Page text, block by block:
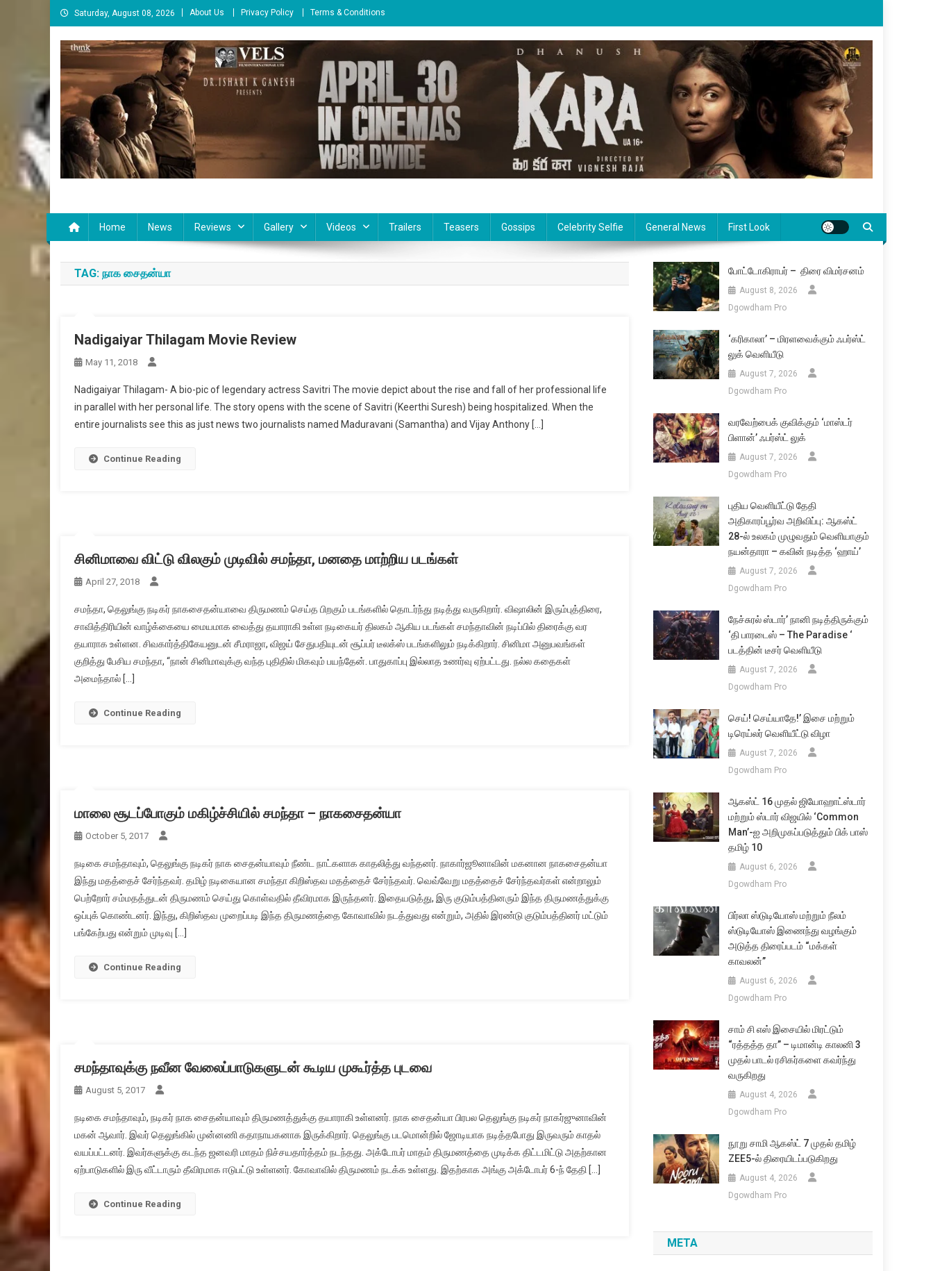
Skip
to
content
Saturday, August 08, 2026 About Us Privacy Policy Terms & Conditions
Cinema Paarvai
Home News Reviews Gallery Videos Trailers Teasers Gossips Celebrity Selfie General News First Look
TAG: நாக சைதன்யா
Nadigaiyar Thilagam Movie Review
May 11, 2018
Nadigaiyar Thilagam- A bio-pic of legendary actress Savitri The movie depict about the rise and fall of her professional life
in parallel with her personal life. The story opens with the scene of Savitri (Keerthi Suresh) being hospitalized. When the
entire journalists see this as just news two journalists named Maduravani (Samantha) and Vijay Anthony […]
Continue Reading
சினிமாவை விட்டு விலகும் முடிவில் சமந்தா, மனதை மாற்றிய படங்கள்
April 27, 2018
சமந்தா, தெலுங்கு நடிகர் நாகசைதன்யாவை திருமணம் செய்த பிறகும் படங்களில் தொடர்ந்து நடித்து வருகிறார். விஷாலின் இரும்புத்திரை,
சாவித்திரியின் வாழ்க்கையை மையமாக வைத்து தயாராகி உள்ள நடிகையர் திலகம் ஆகிய படங்கள் சமந்தாவின் நடிப்பில் திரைக்கு வர
தயாராக உள்ளன. சிவகார்த்திகேயனுடன் சீமராஜா, விஜய் சேதுபதியுடன் சூப்பர் டீலக்ஸ் படங்களிலும் நடிக்கிறார். சினிமா அனுபவங்கள்
குறித்து பேசிய சமந்தா, “நான் சினிமாவுக்கு வந்த புதிதில் மிகவும் பயந்தேன். பாதுகாப்பு இல்லாத உணர்வு ஏற்பட்டது. நல்ல கதைகள்
அமைந்தால் […]
Continue Reading
மாலை சூடப்போகும் மகிழ்ச்சியில் சமந்தா – நாகசைதன்யா
October 5, 2017
நடிகை சமந்தாவும், தெலுங்கு நடிகர் நாக சைதன்யாவும் நீண்ட நாட்களாக காதலித்து வந்தனர். நாகார்ஜூனாவின் மகனான நாகசைதன்யா
இந்து மதத்தைச் சேர்ந்தவர். தமிழ் நடிகையான சமந்தா கிறிஸ்தவ மதத்தைச் சேர்ந்தவர். வெவ்வேறு மதத்தைச் சேர்ந்தவர்கள் என்றாலும்
பெற்றோர் சம்மதத்துடன் திருமணம் செய்து கொள்வதில் தீவிரமாக இருந்தனர். இதையடுத்து, இரு குடும்பத்தினரும் இந்த திருமணத்துக்கு
ஒப்புக் கொண்டனர். இந்து, கிறிஸ்தவ முறைப்படி இந்த திருமணத்தை கோவாவில் நடத்துவது என்றும், அதில் இரண்டு குடும்பத்தினர் மட்டும்
பங்கேற்பது என்றும் முடிவு […]
Continue Reading
சமந்தாவுக்கு நவீன வேலைப்பாடுகளுடன் கூடிய முகூர்த்த புடவை
August 5, 2017
நடிகை சமந்தாவும், நடிகர் நாக சைதன்யாவும் திருமணத்துக்கு தயாராகி உள்ளனர். நாக சைதன்யா பிரபல தெலுங்கு நடிகர் நாகர்ஜுனாவின்
மகன் ஆவார். இவர் தெலுங்கில் முன்னணி கதாநாயகனாக இருக்கிறார். தெலுங்கு படமொன்றில் ஜோடியாக நடித்தபோது இருவரும் காதல்
வயப்பட்டனர். இவர்களுக்கு கடந்த ஜனவரி மாதம் நிச்சயதார்த்தம் நடந்தது. அக்டோபர் மாதம் திருமணத்தை முடிக்க திட்டமிட்டு அதற்கான
ஏற்பாடுகளில் இரு வீட்டாரும் தீவிரமாக ஈடுபட்டு உள்ளனர். கோவாவில் திருமணம் நடக்க உள்ளது. இதற்காக அங்கு அக்டோபர் 6-ந் தேதி […]
Continue Reading
போட்டோகிராபர் – திரை விமர்சனம்
August 8, 2026
Dgowdham Pro
‘கரிகாலா’ – மிரளவைக்கும் ஃபர்ஸ்ட்
லுக் வெளியீடு
August 7, 2026
Dgowdham Pro
வரவேற்பைக் குவிக்கும் ‘மாஸ்டர்
பிளான்’ ஃபர்ஸ்ட் லுக்
August 7, 2026
Dgowdham Pro
புதிய வெளியீட்டு தேதி
அதிகாரப்பூர்வ அறிவிப்பு: ஆகஸ்ட்
28-ல் உலகம் முழுவதும் வெளியாகும்
நயன்தாரா – கவின் நடித்த ‘ஹாய்’
August 7, 2026
Dgowdham Pro
நேச்சுரல் ஸ்டார்’ நானி நடித்திருக்கும்
‘தி பாரடைஸ் – The Paradise ‘
படத்தின் டீசர் வெளியீடு
August 7, 2026
Dgowdham Pro
செய்! செய்யாதே!’ இசை மற்றும்
டிரெய்லர் வெளியீட்டு விழா
August 7, 2026
Dgowdham Pro
ஆகஸ்ட் 16 முதல் ஜியோஹாட்ஸ்டார்
மற்றும் ஸ்டார் விஜயில் ‘Common
Man’-ஐ அறிமுகப்படுத்தும் பிக் பாஸ்
தமிழ் 10
August 6, 2026
Dgowdham Pro
பிர்லா ஸ்டுடியோஸ் மற்றும் நீலம்
ஸ்டுடியோஸ் இணைந்து வழங்கும்
அடுத்த திரைப்படம் “மக்கள்
காவலன்”
August 6, 2026
Dgowdham Pro
சாம் சி எஸ் இசையில் மிரட்டும்
“ரத்தத்த தா” – டிமான்டி காலனி 3
முதல் பாடல் ரசிகர்களை கவர்ந்து
வருகிறது
August 4, 2026
Dgowdham Pro
நூறு சாமி ஆகஸ்ட் 7 முதல் தமிழ்
ZEE5-ல் திரையிடப்படுகிறது
August 4, 2026
Dgowdham Pro
META